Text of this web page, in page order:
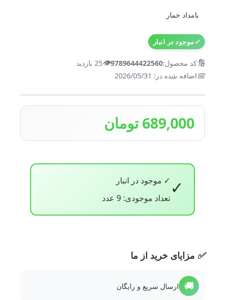
بامداد خمار
✓موجود در انبار
🔢کد محصول:9789644422560
👁️25 بازدید
📅اضافه شده در: 2026/05/31
689,000 تومان
✓ ✓ موجود در انبار
تعداد موجودی: 9 عدد
✅ مزایای خرید از ما
🚚 ارسال سریع و رایگان